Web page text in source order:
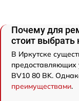
Почему для
стоит выбрать
В Иркутске
предоставляющих
BV10 80 BK.
преимуществами.